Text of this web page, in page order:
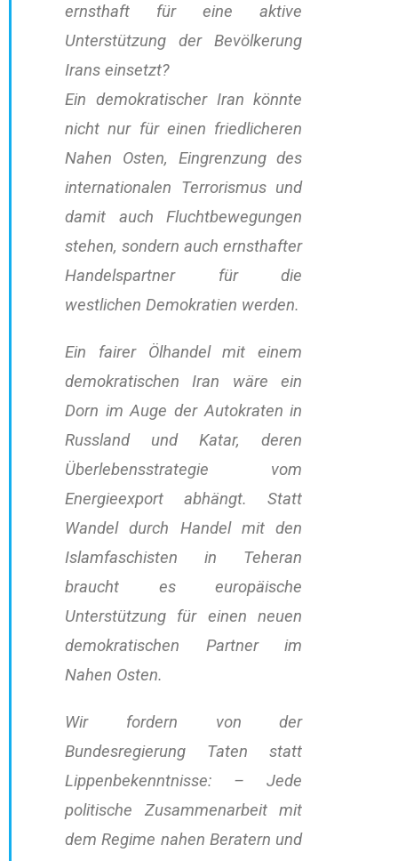
ernsthaft für eine aktive
Unterstützung der Bevölkerung
Irans einsetzt?
Ein demokratischer Iran könnte
nicht nur für einen friedlicheren
Nahen Osten, Eingrenzung des
internationalen Terrorismus und
damit auch Fluchtbewegungen
stehen, sondern auch ernsthafter
Handelspartner für die
westlichen Demokratien werden.
Ein fairer Ölhandel mit einem
demokratischen Iran wäre ein
Dorn im Auge der Autokraten in
Russland und Katar, deren
Überlebensstrategie vom
Energieexport abhängt. Statt
Wandel durch Handel mit den
Islamfaschisten in Teheran
braucht es europäische
Unterstützung für einen neuen
demokratischen Partner im
Nahen Osten.
Wir fordern von der
Bundesregierung Taten statt
Lippenbekenntnisse: – Jede
politische Zusammenarbeit mit
dem Regime nahen Beratern und